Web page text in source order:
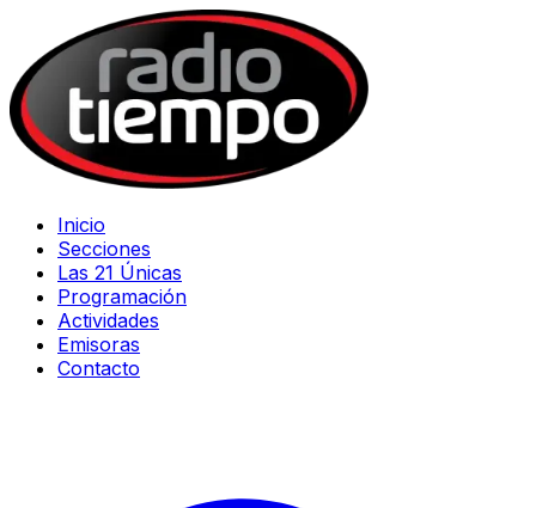
Inicio
Secciones
Las 21 Únicas
Programación
Actividades
Emisoras
Contacto